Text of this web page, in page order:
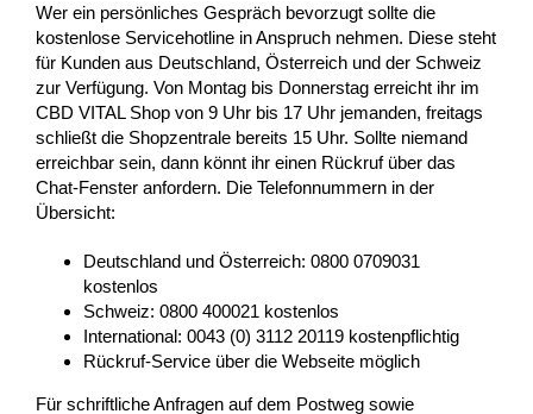
Wer ein persönliches Gespräch bevorzugt sollte die
kostenlose Servicehotline in Anspruch nehmen. Diese steht
für Kunden aus Deutschland, Österreich und der Schweiz
zur Verfügung. Von Montag bis Donnerstag erreicht ihr im
CBD VITAL Shop von 9 Uhr bis 17 Uhr jemanden, freitags
schließt die Shopzentrale bereits 15 Uhr. Sollte niemand
erreichbar sein, dann könnt ihr einen Rückruf über das
Chat-Fenster anfordern. Die Telefonnummern in der
Übersicht:
Deutschland und Österreich: 0800 0709031
kostenlos
Schweiz: 0800 400021 kostenlos
International: 0043 (0) 3112 20119 kostenpflichtig
Rückruf-Service über die Webseite möglich
Für schriftliche Anfragen auf dem Postweg sowie